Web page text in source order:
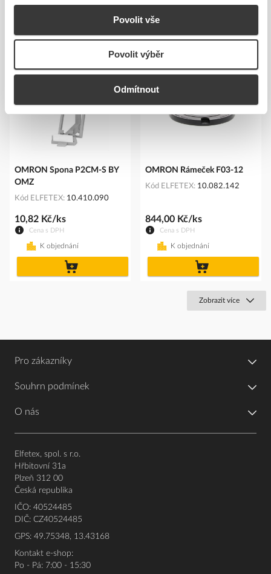
Povolit vše
Povolit výběr
Odmítnout
OMRON Spona P2CM-S BY
OMZ
Kód ELFETEX 10.410.090
Cena s DPH
10,82 Kč/ks
K objednání
OMRON Rámeček F03-12
Kód ELFETEX 10.082.142
Cena s DPH
844,00 Kč/ks
K objednání
Zobrazit více
Pro zákazníky
Souhrn podmínek
O nás
Elfetex, spol. s r.o.
Hřbitovní 31a
Plzeň 312 00
Česká republika
IČO: 40524485
DIČ: CZ40524485
GPS: 49.75348, 13.43168
Kontakt e-shop:
Po - Pá: 7:00 - 15:30